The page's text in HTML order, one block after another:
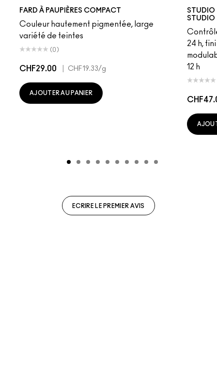
OmegaRicepaper
All That Glitters
Grain
FARD À PAUPIÈRES COMPACT
Couleur hautement pigmentée, large
variété de teintes
(0)
CHF29.00 CHF19.33/g
AJOUTER AU PANIER
STUDIO
STUDIO
24 h,
12 h
ECRIRE LE PREMIER AVIS